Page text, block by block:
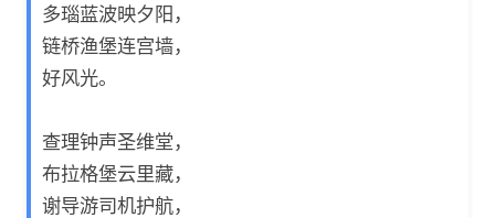
多瑙蓝波映夕阳，
链桥渔堡连宫墙，
好风光。
查理钟声圣维堂，
布拉格堡云里藏，
谢导游司机护航，